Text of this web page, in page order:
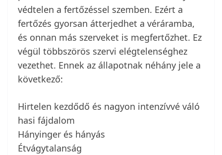
védtelen a fertőzéssel szemben. Ezért a
fertőzés gyorsan átterjedhet a véráramba,
és onnan más szerveket is megfertőzhet. Ez
végül többszörös szervi elégtelenséghez
vezethet. Ennek az állapotnak néhány jele a
következő:
Hirtelen kezdődő és nagyon intenzívvé váló
hasi fájdalom
Hányinger és hányás
Étvágytalanság